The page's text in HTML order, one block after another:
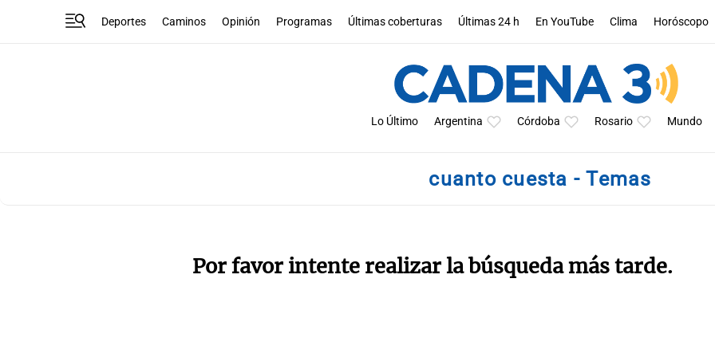
Deportes Caminos Opinión Programas Últimas coberturas Últimas 24 h En YouTube Clima Horóscopo
Lo Último Argentina Córdoba Rosario Mundo
cuanto cuesta - Temas
Por favor intente realizar la búsqueda más tarde.